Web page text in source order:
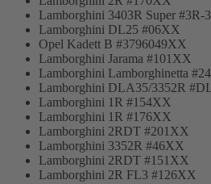
Lamborghini 3403R Super #3R-
Lamborghini DL25 #06XX
Opel Kadett B #3796049XX
Lamborghini Jarama #101XX
Lamborghini Lamborghinetta
Lamborghini DLA35/3352R
Lamborghini 1R #154XX
Lamborghini 1R #176XX
Lamborghini 2RDT #201XX
Lamborghini 3352R #46XX
Lamborghini 2RDT #151XX
Lamborghini 2R FL3 #126XX